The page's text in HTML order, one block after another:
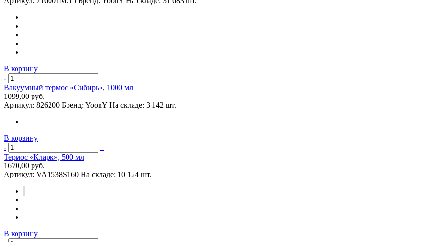
В корзину
-
+
Вакуумный термос «Сибирь», 1000 мл
1099,00 руб.
Артикул: 826200 Бренд: YoonY На складе: 3 142 шт.
В корзину
-
+
Термос «Кларк», 500 мл
1670,00 руб.
Артикул: VA1538S160 На складе: 10 124 шт.
В корзину